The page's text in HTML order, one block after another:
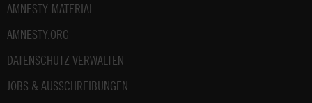
AMNESTY-MATERIAL
AMNESTY.ORG
DATENSCHUTZ VERWALTEN
JOBS & AUSSCHREIBUNGEN